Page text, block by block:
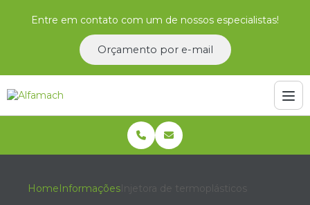
Entre em contato com um de nossos especialistas!
Orçamento por e-mail
Home Informações Injetora de termoplásticos